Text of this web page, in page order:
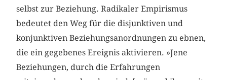
selbst zur Beziehung. Radikaler Empirismus
bedeutet den Weg für die disjunktiven und
konjunktiven Beziehungsanordnungen zu ebnen,
die ein gegebenes Ereignis aktivieren. »Jene
Beziehungen, durch die Erfahrungen